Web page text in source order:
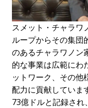
スメット・チャラワ
ループからその集団
のあるチャラワノン
的な事業は広範にわ
ットワーク、その他
配力に貢献していま
73億ドルと記録さ